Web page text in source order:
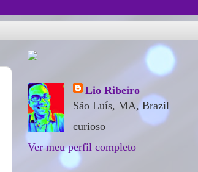
Lio Ribeiro
São Luís, MA, Brazil
curioso
Ver meu perfil completo